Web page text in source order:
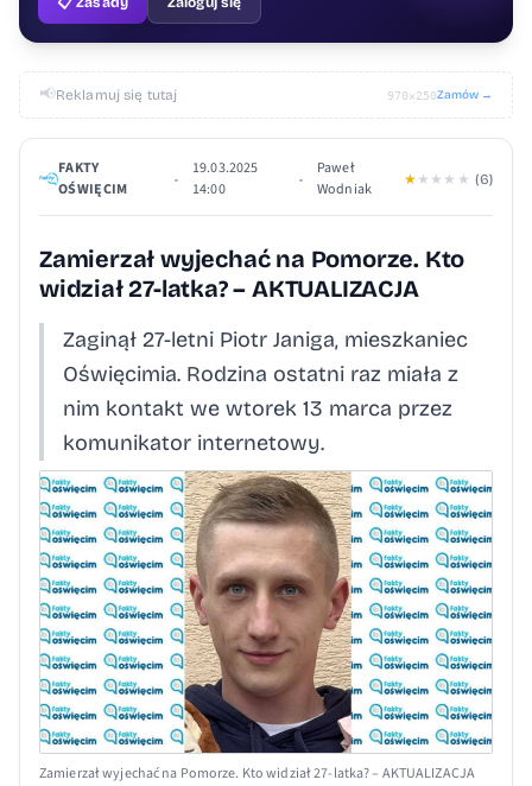
📢Reklamuj się tutaj 970×250Zamów →
FAKTY
OŚWIĘCIM
•
19.03.2025
14:00
•
Paweł
Wodniak
★ ★ ★ ★ ★ (6)
Zamierzał wyjechać na Pomorze. Kto
widział 27-latka? – AKTUALIZACJA
Zaginął 27-letni Piotr Janiga, mieszkaniec
Oświęcimia. Rodzina ostatni raz miała z
nim kontakt we wtorek 13 marca przez
komunikator internetowy.
Zamierzał wyjechać na Pomorze. Kto widział 27-latka? – AKTUALIZACJA